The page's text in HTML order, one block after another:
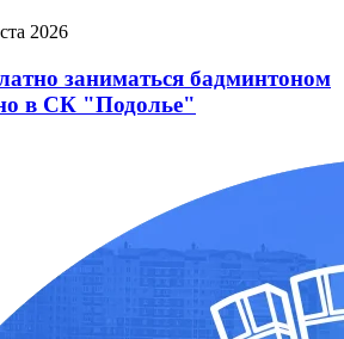
2026
заниматься бадминтоном
в СК "Подолье"